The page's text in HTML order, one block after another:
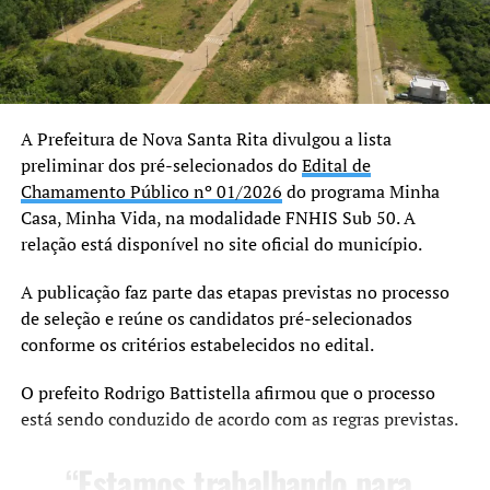
TÓPICOS RELACIONADOS:
A SEGUIR UP
Atividades esportivas são retomadas no Estação Cidadania
e no Centro Olímpico Municipal
NÃO SE ESQUEÇA
Joarez Piccinini arrecada 55 toneladas de alimentos no dia
do seu aniversário
A Prefeitura de Nova Santa Rita divulgou a lista
preliminar dos pré-selecionados doEdital de
Chamamento Público nº 01/2026 do programa Minha
Casa, Minha Vida, na modalidade FNHIS Sub 50. A
relação está disponível no site oficial do município.
A publicação faz parte das etapas previstas no processo
de seleção e reúne os candidatos pré-selecionados
conforme os critérios estabelecidos no edital.
O prefeito Rodrigo Battistella afirmou que o processo
está sendo conduzido de acordo com as regras previstas.